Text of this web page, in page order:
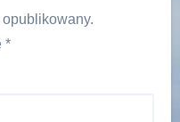
*